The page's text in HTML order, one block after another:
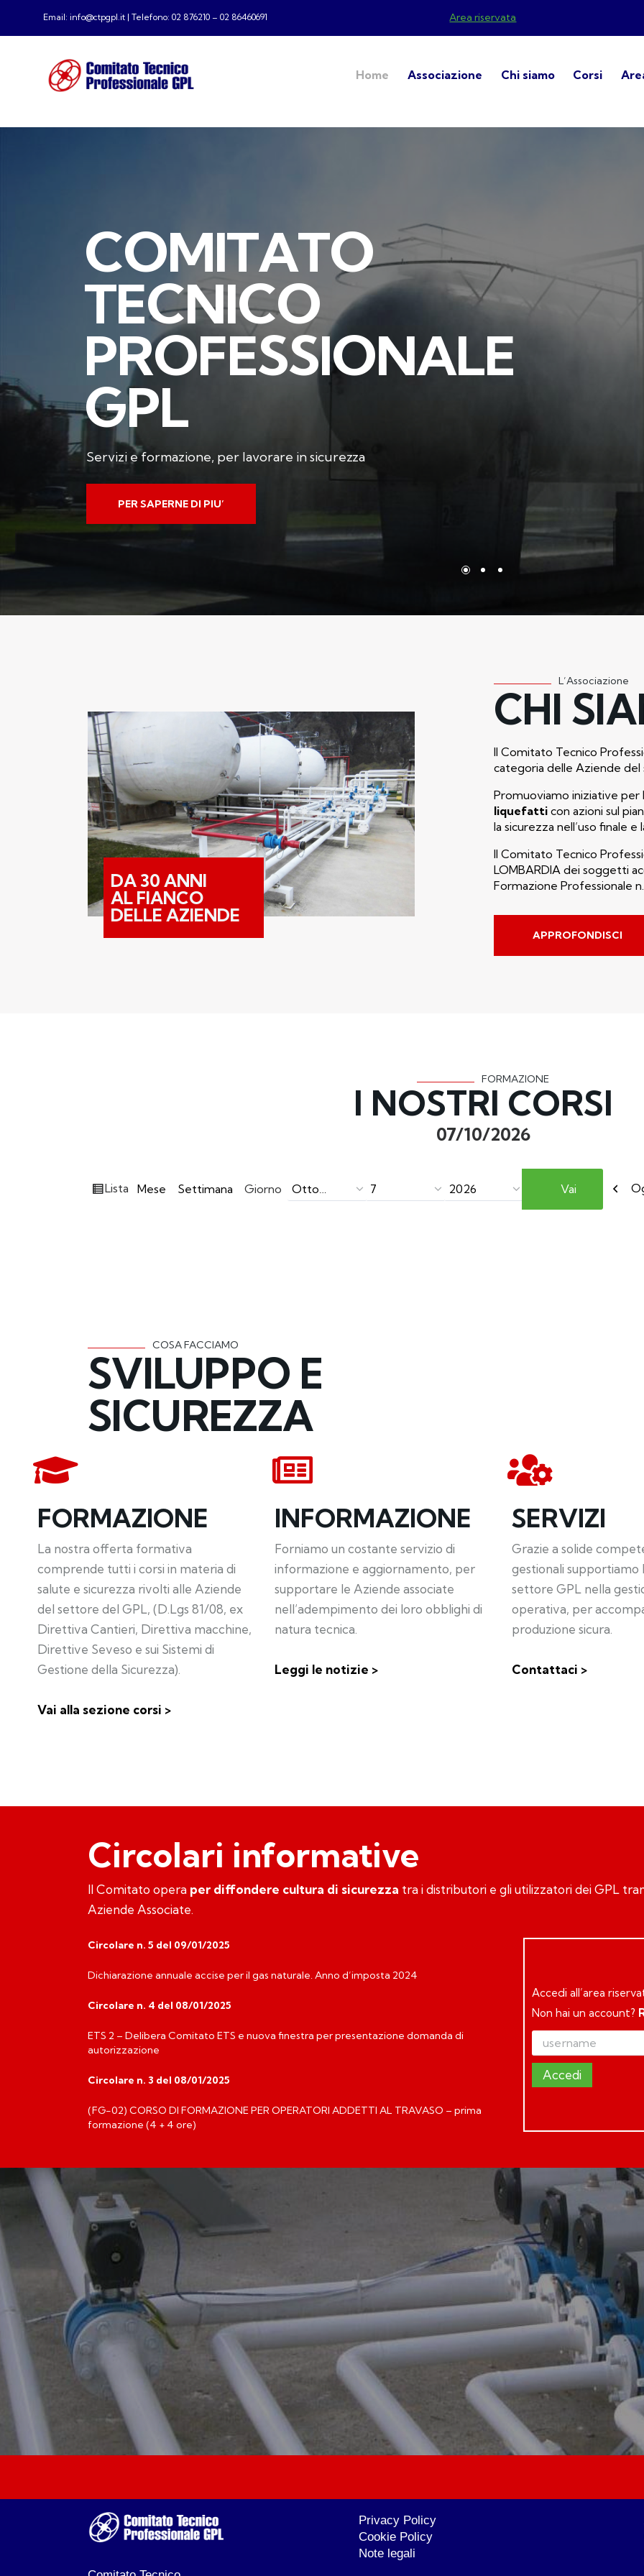
Email: info@ctpgpl.it | Telefono: 02 876210 – 02 86460691 Area riservata
Home Associazione Chi siamo Corsi
COMITATO
TECNICO
PROFESSIONALE
GPL
Servizi e formazione, per lavorare in sicurezza
PER SAPERNE DI PIU’
DA 30 ANNI
AL FIANCO
DELLE AZIENDE
L’Associazione
CHI
Il Comitato Tecnico
categoria delle Aziende
Promuoviamo iniziative per
liquefatti con azioni sul
la sicurezza nell’uso finale e
Il Comitato Tecnico
LOMBARDIA dei soggetti
Formazione Professionale n.
APPROFONDISCI
FORMAZIONE
I NOSTRI CORSI
07/10/2026
Vedi
Lista Mese Settimana Giorno
Mese
Giorno
Anno
COSA FACCIAMO
SVILUPPO E
SICUREZZA
FORMAZIONE
La nostra offerta formativa
comprende tutti i corsi in materia di
salute e sicurezza rivolti alle Aziende
del settore del GPL, (D.Lgs 81/08, ex
Direttiva Cantieri, Direttiva macchine,
Direttive Seveso e sui Sistemi di
Gestione della Sicurezza).
Vai alla sezione corsi >
INFORMAZIONE
Forniamo un costante servizio di
informazione e aggiornamento, per
supportare le Aziende associate
nell’adempimento dei loro obblighi di
natura tecnica.
Leggi le notizie >
SERVIZI
Grazie a solide
gestionali supportiamo
settore GPL nella
operativa, per
produzione sicura.
Contattaci >
Circolari informative
Il Comitato opera per diffondere cultura di sicurezza tra i distributori e gli utilizzatori dei GPL
Aziende Associate.
Circolare n. 5 del 09/01/2025
Dichiarazione annuale accise per il gas naturale. Anno d’imposta 2024
Circolare n. 4 del 08/01/2025
ETS 2 – Delibera Comitato ETS e nuova finestra per presentazione domanda di
autorizzazione
Circolare n. 3 del 08/01/2025
(FG-02) CORSO DI FORMAZIONE PER OPERATORI ADDETTI AL TRAVASO – prima
formazione (4 + 4 ore)
Accedi all’area
Non hai un account?
Accedi
Privacy Policy
Cookie Policy
Note legali